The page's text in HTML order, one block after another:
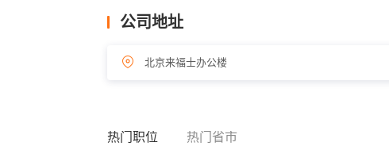
公司地址
北京来福士办公楼
热门职位 热门省市